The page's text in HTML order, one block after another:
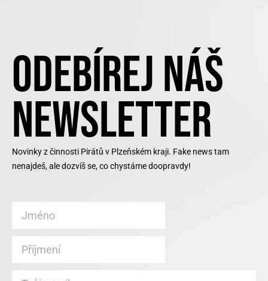
ODEBÍREJ NÁŠ
NEWSLETTER
Novinky z činnosti Pirátů v Plzeňském kraji. Fake news tam
nenajdeš, ale dozvíš se, co chystáme doopravdy!